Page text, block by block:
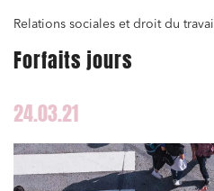
Relations sociales et droit du travail
Forfaits jours
24.03.21